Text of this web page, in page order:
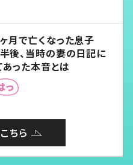
月で亡くなった息子
後、当時の妻の日記に
った本音とは
ちら